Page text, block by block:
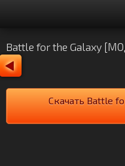
Battle for the Galaxy
Скачать Battle